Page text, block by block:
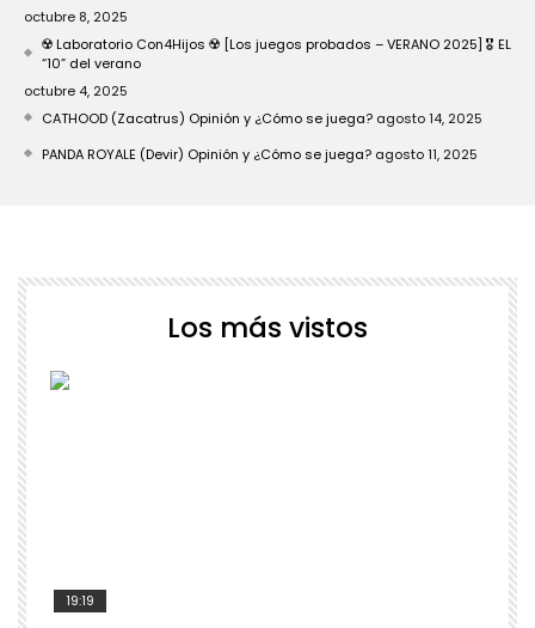
octubre 8, 2025
☢️ Laboratorio Con4Hijos ☢️ [Los juegos probados – VERANO 2025] 🎖️ EL
“10” del verano
octubre 4, 2025
CATHOOD (Zacatrus) Opinión y ¿Cómo se juega? agosto 14, 2025
PANDA ROYALE (Devir) Opinión y ¿Cómo se juega? agosto 11, 2025
Los más vistos
19:19